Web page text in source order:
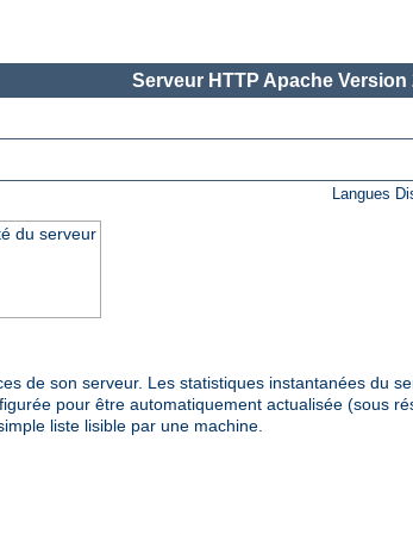
Serveur HTTP Apache Version
Langues
du serveur
de son serveur. Les statistiques instantanées du
pour être automatiquement actualisée (sous
liste lisible par une machine.